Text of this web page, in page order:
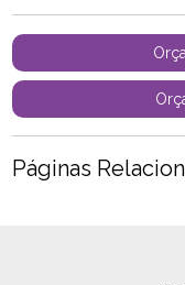
Páginas